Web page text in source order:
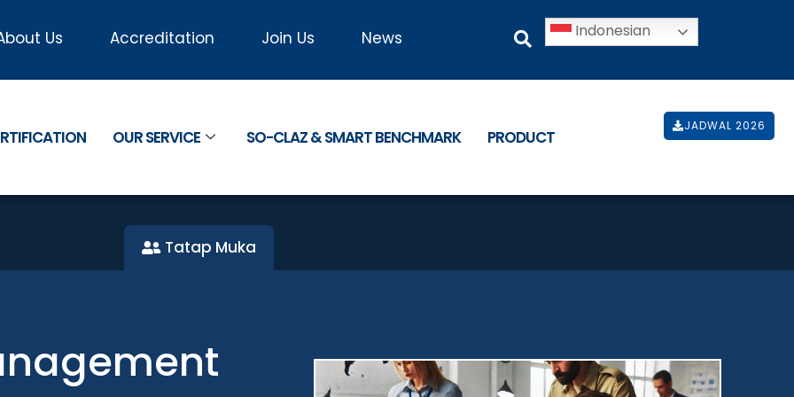
Us Accreditation Join Us News Indonesian
OUR SERVICE SO-CLAZ & SMART BENCHMARK PRODUCT
JADWAL 2026
Tatap Muka